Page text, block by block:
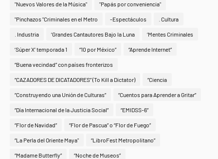
"Nuevos Valores de la Música" "Papás por conveniencia"
"Pinchazos "Criminales en el Metro -Espectáculos . Cultura
. Industria ‘Grandes Cantautores Bajo la Luna ‘Mentes Criminales
‘Súper X’ temporada 1 “10 por México” “Aprende Internet”
“Buena vecindad” con países fronterizos
“CAZADORES DE DICATADORES” (To Kill a Dictator) “Ciencia
“Construyendo una Unión de Culturas” “Cuentos para Aprender a Gritar”
“Día Internacional de la Justicia Social” “EMIDSS-6”
“Flor de Navidad” “Flor de Pascua” o “Flor de Fuego”
“La Perla del Oriente Maya" “LibroFest Metropolitano”
“Madame Butterfly” “Noche de Museos”